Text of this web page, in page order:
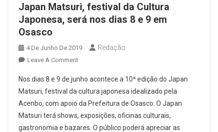
Japan Matsuri, festival da Cultura
Japonesa, será nos dias 8 e 9 em
Osasco
4 De Junho De 2019 Redação
Leave A CommentOn
Matsuri,
Festival
Da
Cultura
Japonesa,
Nos dias 8 e 9 de junho acontece a 10ª edição do Japan
Matsuri, festival da cultura japonesa idealizado pela
Acenbo, com apoio da Prefeitura de Osasco. O Japan
Matsuri terá shows, exposições, oficinas culturais,
gastronomia e bazares. O público poderá apreciar as